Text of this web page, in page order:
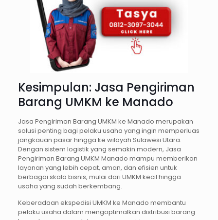
Kesimpulan: Jasa Pengiriman
Barang UMKM ke Manado
Jasa Pengiriman Barang UMKM ke Manado merupakan
solusi penting bagi pelaku usaha yang ingin memperluas
jangkauan pasar hingga ke wilayah Sulawesi Utara.
Dengan sistem logistik yang semakin modern, Jasa
Pengiriman Barang UMKM Manado mampu memberikan
layanan yang lebih cepat, aman, dan efisien untuk
berbagai skala bisnis, mulai dari UMKM kecil hingga
usaha yang sudah berkembang.
Keberadaan ekspedisi UMKM ke Manado membantu
pelaku usaha dalam mengoptimalkan distribusi barang